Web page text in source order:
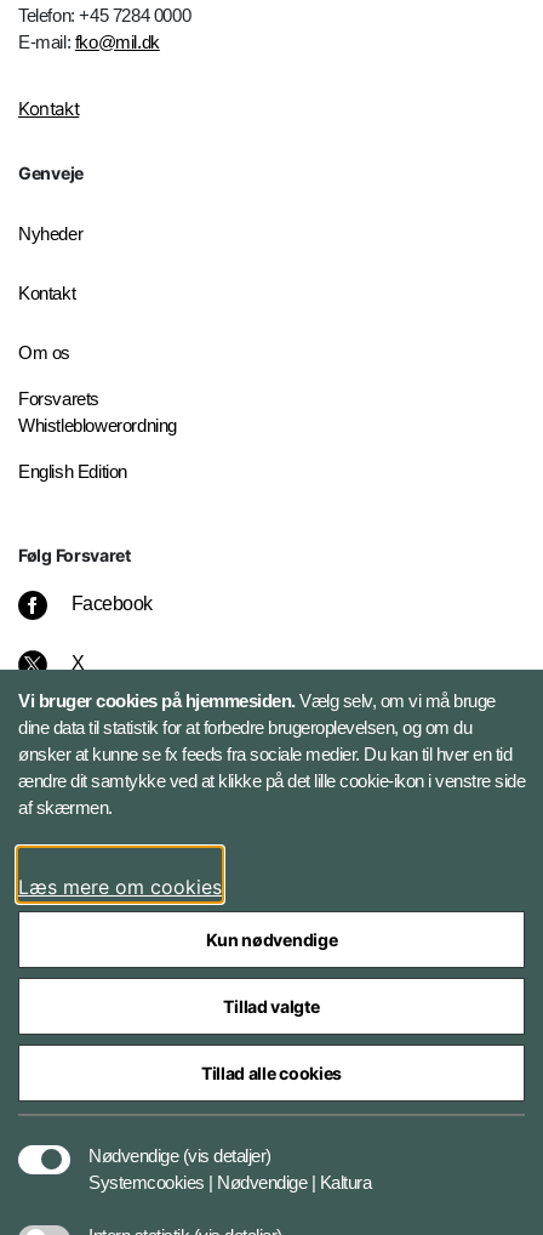
Telefon: +45 7284 0000
E-mail: fko@mil.dk
Kontakt
Genveje
Nyheder
Kontakt
Om os
Forsvarets
Whistleblowerordning
English Edition
Følg Forsvaret
Facebook
X
Instagram
Bluesky
LinkedIn
Styrelser og myndigheder under Forsvarsministeriet
Vi bruger cookies på hjemmesiden.Vælg selv, om vi må bruge
dine data til statistik for at forbedre brugeroplevelsen, og om du
ønsker at kunne se fx feeds fra sociale medier. Du kan til hver en tid
ændre dit samtykke ved at klikke på det lille cookie-ikon i venstre side
af skærmen.
Læs mere om cookies
Kun nødvendige
Tillad valgte
Tillad alle cookies
Nødvendige (vis detaljer)
Systemcookies | Nødvendige | Kaltura